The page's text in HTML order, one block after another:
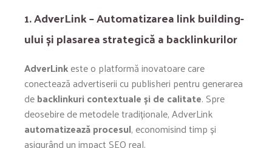
1. AdverLink – Automatizarea link building-
ului și plasarea strategică a backlinkurilor
AdverLinkeste o platformă inovatoare care
conectează advertiserii cu publisheri pentru generarea
debacklinkuri contextuale și de calitate. Spre
deosebire de metodele tradiționale, AdverLink
automatizează procesul, economisind timp și
asigurând un impact SEO real.